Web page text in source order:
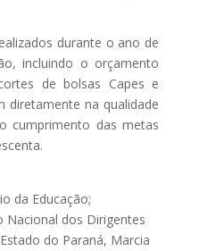
durante o ano de
incluindo o orçamento
de bolsas Capes e
diretamente na qualidade
cumprimento das metas
da Educação;
Nacional dos Dirigentes
do Paraná, Marcia